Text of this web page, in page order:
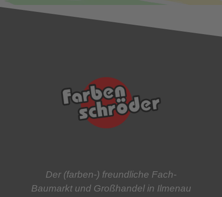
Der (farben-) freundliche Fach-
Baumarkt und Großhandel in Ilmenau